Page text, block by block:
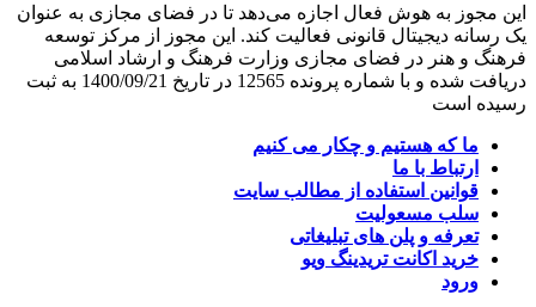
این مجوز به هوش فعال اجازه می‌دهد تا در فضای مجازی به عنوان
یک رسانه دیجیتال قانونی فعالیت کند. این مجوز از مرکز توسعه
فرهنگ و هنر در فضای مجازی وزارت فرهنگ و ارشاد اسلامی
دریافت شده و با شماره پرونده 12565 در تاریخ 1400/09/21 به ثبت
رسیده است
ما که هستیم و چکار می کنیم
ارتباط با ما
قوانین استفاده از مطالب سایت
سلب مسعولیت
تعرفه و پلن های تبلیغاتی
خرید اکانت تریدینگ ویو
ورود